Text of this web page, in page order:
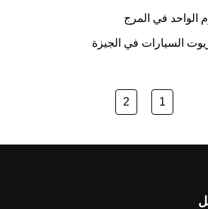
الواحد في المرج
السيارات في الجيزة
1
2